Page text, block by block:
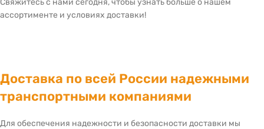
Свяжитесь с нами сегодня, чтобы узнать больше о нашем
ассортименте и условиях доставки!
Доставка по всей России надежными
транспортными компаниями
Для обеспечения надежности и безопасности доставки мы